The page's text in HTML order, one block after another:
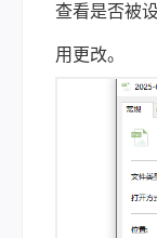
查看是否被
用更改。